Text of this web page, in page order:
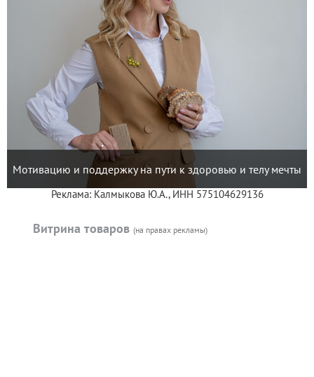
Мотивацию и поддержку на пути к здоровью и телу мечты
Реклама: Калмыкова Ю.А., ИНН 575104629136
Витрина товаров (на правах рекламы)